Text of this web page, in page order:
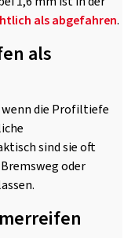
als abgefahren.
als
die Profiltiefe
sind sie oft
oder